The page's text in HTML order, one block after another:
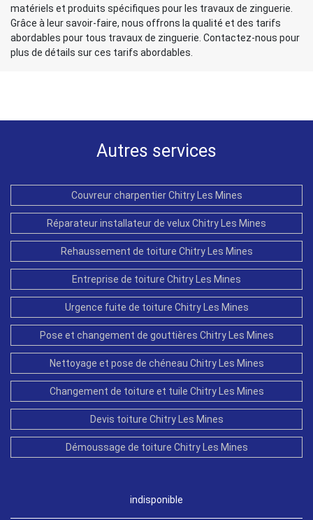
matériels et produits spécifiques pour les travaux de zinguerie.
Grâce à leur savoir-faire, nous offrons la qualité et des tarifs
abordables pour tous travaux de zinguerie. Contactez-nous pour
plus de détails sur ces tarifs abordables.
Autres services
Couvreur charpentier Chitry Les Mines
Réparateur installateur de velux Chitry Les Mines
Rehaussement de toiture Chitry Les Mines
Entreprise de toiture Chitry Les Mines
Urgence fuite de toiture Chitry Les Mines
Pose et changement de gouttières Chitry Les Mines
Nettoyage et pose de chéneau Chitry Les Mines
Changement de toiture et tuile Chitry Les Mines
Devis toiture Chitry Les Mines
Démoussage de toiture Chitry Les Mines
indisponible